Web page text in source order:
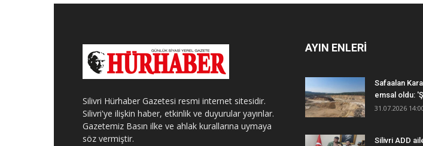
Silivri Hürhaber Gazetesi resmi internet sitesidir.
Silivri'ye ilişkin haber, etkinlik ve duyurular yayınlar.
Gazetemiz Basın ilke ve ahlak kurallarına uymaya
söz vermiştir.
AYIN ENLERİ
Safaalan
emsal oldu:
31.07.2026
Silivri ADD